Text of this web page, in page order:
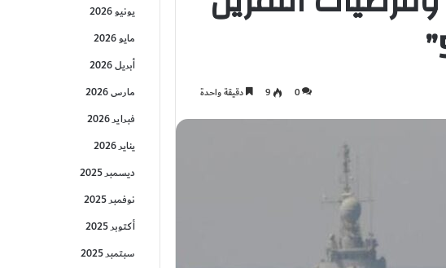
0
9 دقيقة واحدة
يونيو 2026
مايو 2026
أبريل 2026
مارس 2026
فبراير 2026
يناير 2026
ديسمبر 2025
نوفمبر 2025
أكتوبر 2025
سبتمبر 2025